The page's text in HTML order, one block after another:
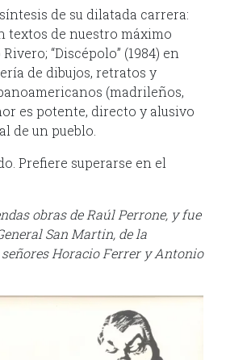
de su dilatada carrera:
textos de nuestro máximo
“Discépolo” (1984) en
de dibujos, retratos y
(madrileños,
es potente, directo y alusivo
de un pueblo.
Prefiere superarse en el
obras de Raúl Perrone, y fue
San Martin, de la
Horacio Ferrer y Antonio